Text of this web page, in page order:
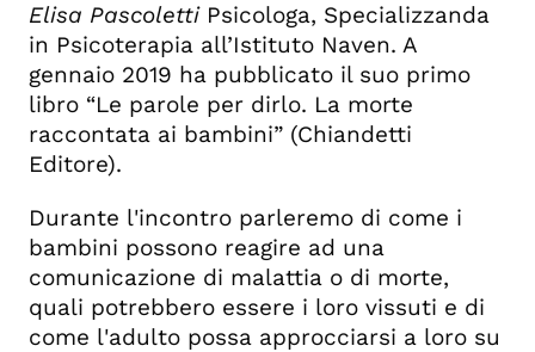
genitori di figli omosessuali
Sabato 1 giugno
Il suono in mostra, IV Rassegna
internazionale di arte sonora
Visite guidate alla Cappella Manin -
TCI
Sounds good - Nuovi scenari nella
Music Industry
Elisa Pascoletti Psicologa, Specializzanda
in Psicoterapia all’Istituto Naven. A
gennaio 2019 ha pubblicato il suo primo
libro “Le parole per dirlo. La morte
raccontata ai bambini” (Chiandetti
Editore).
Durante l'incontro parleremo di come i
bambini possono reagire ad una
comunicazione di malattia o di morte,
quali potrebbero essere i loro vissuti e di
come l'adulto possa approcciarsi a loro su